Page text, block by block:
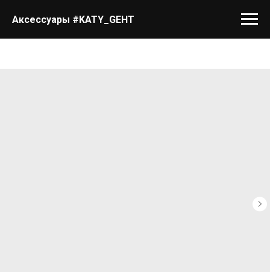
Аксессуары #KATY_GEHT